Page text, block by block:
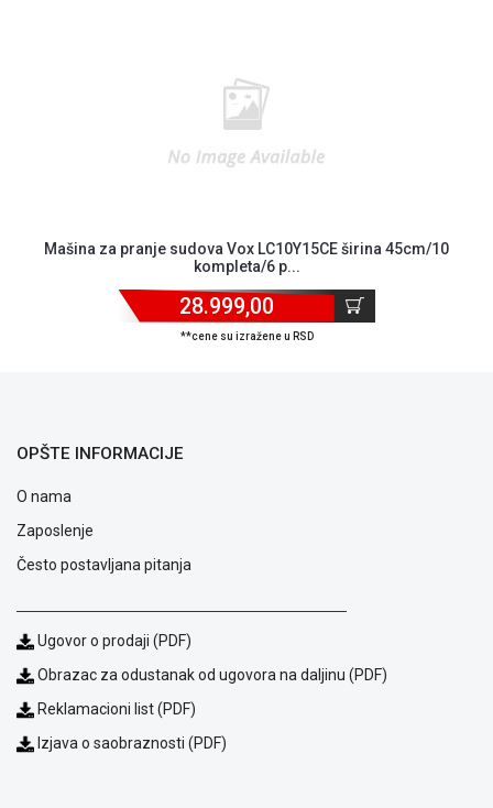
Saobraznost
reklamacije
Usluge
kvara
privatnosti
Politika
o
kolačićima
Provera
garancije
OUTLET
Mašina za pranje sudova Vox LC10Y15CE širina 45cm/10
kompleta/6 p...
28.999,00
**cene su izražene u RSD
OPŠTE INFORMACIJE
O nama
Zaposlenje
Često postavljana pitanja
Ugovor o prodaji (PDF)
Obrazac za odustanak od ugovora na daljinu (PDF)
Reklamacioni list (PDF)
Izjava o saobraznosti (PDF)